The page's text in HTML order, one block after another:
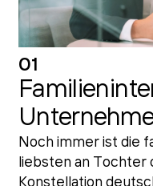
01
Noch immer ist die
liebsten an Tochter
Konstellation